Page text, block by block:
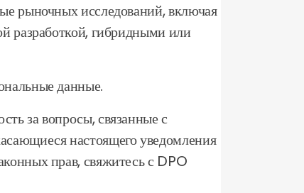
рыночных исследований, включая
разработкой, гибридными или
данные.
за вопросы, связанные с
настоящего уведомления
прав, свяжитесь с DPO